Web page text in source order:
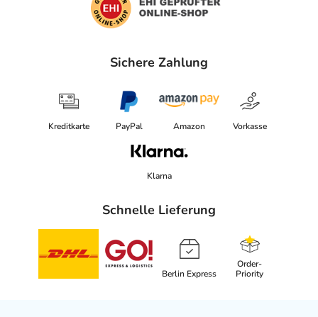
Sichere Zahlung
Kreditkarte PayPal Amazon Vorkasse
Klarna
Schnelle Lieferung
Berlin Express
Order-
Priority